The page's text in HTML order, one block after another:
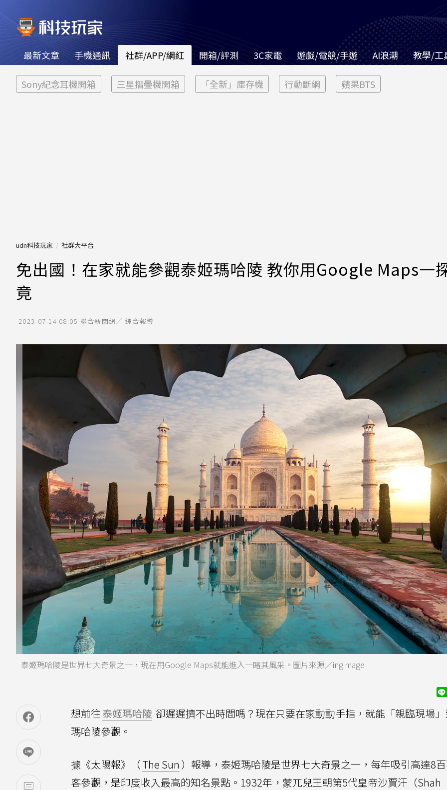
最新文章 手機通訊 社群/APP/網紅 開箱/評測 3C家電 遊戲/電競/手遊 AI浪潮 教學/工
Sony紀念耳機開箱 三星摺疊機開箱 「全新」庫存機 行動斷網 蘋果BTS
udn科技玩家 社群大平台
免出國！在家就能參觀泰姬瑪哈陵 教你用Google Maps一
竟
2023-07-14 08:05 聯合新聞網／ 綜合報導
泰姬瑪哈陵是世界七大奇景之一，現在用Google Maps就能進入一睹其風采。圖片來源／ingimage
想前往泰姬瑪哈陵 卻遲遲擠不出時間嗎？現在只要在家動動手指，就能「親臨現場
瑪哈陵參觀。
據《太陽報》（The Sun ）報導，泰姬瑪哈陵是世界七大奇景之一，每年吸引高達8
客參觀，是印度收入最高的知名景點。1932年，蒙兀兒王朝第5代皇帝沙賈汗（Shah